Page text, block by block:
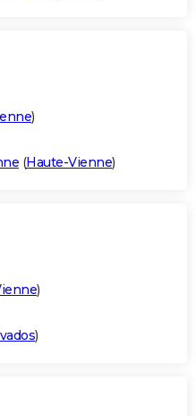
)
(Haute-Vienne)
)
)